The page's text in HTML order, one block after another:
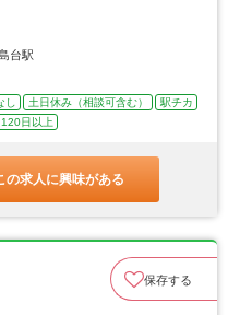
台駅
土日休み（相談可含む）
駅チカ
日以上
の求人に興味がある
保存する